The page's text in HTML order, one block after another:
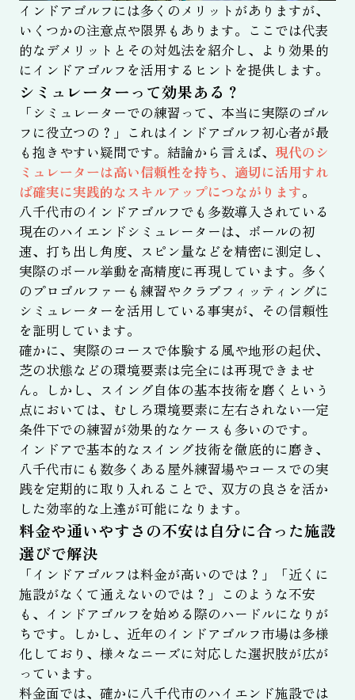
インドアゴルフには多くのメリットがありますが、
いくつかの注意点や限界もあります。ここでは代表
的なデメリットとその対処法を紹介し、より効果的
にインドアゴルフを活用するヒントを提供します。
シミュレーターって効果ある？
「シミュレーターでの練習って、本当に実際のゴル
フに役立つの？」これはインドアゴルフ初心者が最
も抱きやすい疑問です。結論から言えば、 現代のシ
ミュレーターは高い信頼性を持ち、適切に活用すれ
ば確実に実践的なスキルアップにつながります。
八千代市のインドアゴルフでも多数導入されている
現在のハイエンドシミュレーターは、ボールの初
速、打ち出し角度、スピン量などを精密に測定し、
実際のボール挙動を高精度に再現しています。多く
のプロゴルファーも練習やクラブフィッティングに
シミュレーターを活用している事実が、その信頼性
を証明しています。
確かに、実際のコースで体験する風や地形の起伏、
芝の状態などの環境要素は完全には再現できませ
ん。しかし、スイング自体の基本技術を磨くという
点においては、むしろ環境要素に左右されない一定
条件下での練習が効果的なケースも多いのです。
インドアで基本的なスイング技術を徹底的に磨き、
八千代市にも数多くある屋外練習場やコースでの実
践を定期的に取り入れることで、双方の良さを活か
した効率的な上達が可能になります。
料金や通いやすさの不安は自分に合った施設
選びで解決
「インドアゴルフは料金が高いのでは？」「近くに
施設がなくて通えないのでは？」このような不安
も、インドアゴルフを始める際のハードルになりが
ちです。しかし、近年のインドアゴルフ市場は多様
化しており、様々なニーズに対応した選択肢が広が
っています。
料金面では、確かに八千代市のハイエンド施設では